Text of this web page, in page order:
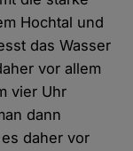
Hochtal und
das Wasser
vor allem
vier Uhr
dann
daher vor